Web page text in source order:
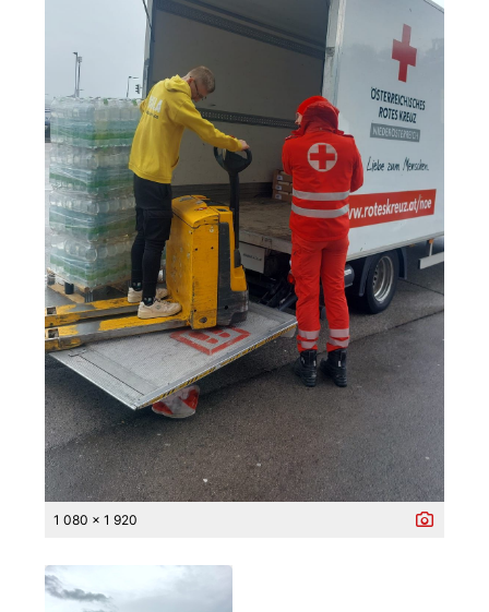
1 080 x 1 920